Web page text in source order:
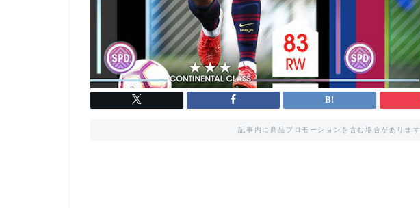
記事内に商品プロモーションを含む場合があります